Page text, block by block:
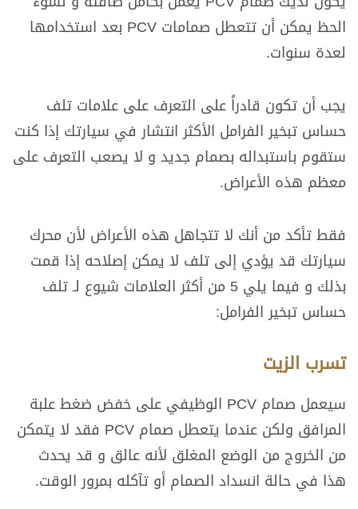
الحظ يمكن أن تتعطل صمامات PCV بعد استخدامها
لعدة سنوات.
يجب أن تكون قادراً على التعرف على علامات تلف
حساس تبخير الفرامل الأكثر انتشار في سيارتك إذا كنت
ستقوم باستبداله بصمام جديد و لا يصعب التعرف على
معظم هذه الأعراض.
فقط تأكد من أنك لا تتجاهل هذه الأعراض لأن محرك
سيارتك قد يؤدي إلى تلف لا يمكن إصلاحه إذا قمت
بذلك و فيما يلي 5 من أكثر العلامات شيوع لـ تلف
حساس تبخير الفرامل:
تسرب الزيت
سيعمل صمام PCV الوظيفي على خفض ضغط علبة
المرافق ولكن عندما يتعطل صمام PCV فقد لا يتمكن
من الخروج من الوضع المغلق لأنه عالق و قد يحدث
هذا في حالة انسداد الصمام أو تآكله بمرور الوقت.